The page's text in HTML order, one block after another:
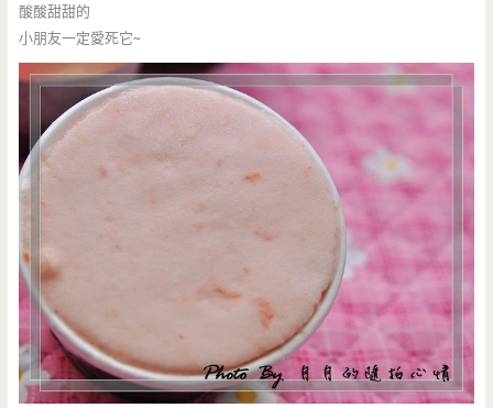
酸酸甜甜的
小朋友一定愛死它~